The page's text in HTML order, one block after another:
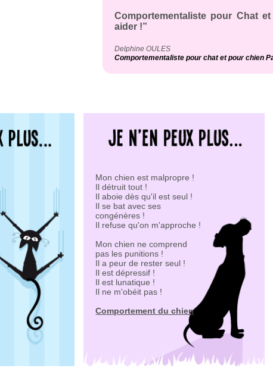
Comportementaliste pour Chat
aider !”
Delphine OULES
Comportementaliste pour chat et pour chien
Mon chien est malpropre !
Il détruit tout !
Il aboie dès qu'il est seul !
Il se bat avec ses
congénères !
Il refuse qu'on m'approche !
Mon chien ne comprend
pas les punitions !
Il a peur de rester seul !
Il est dépressif !
Il est lunatique !
Il ne m'obéit pas !
Comportement du chien